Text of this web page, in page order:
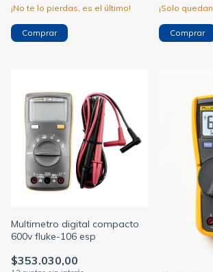
¡No te lo pierdas, es el último!
¡Solo quedan
Multimetro digital compacto
600v fluke-106 esp
$353.030,00